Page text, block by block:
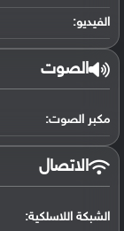
الفيديو:
الصوت
مكبر الصوت:
الاتصال
الشبكة اللاسلكية: